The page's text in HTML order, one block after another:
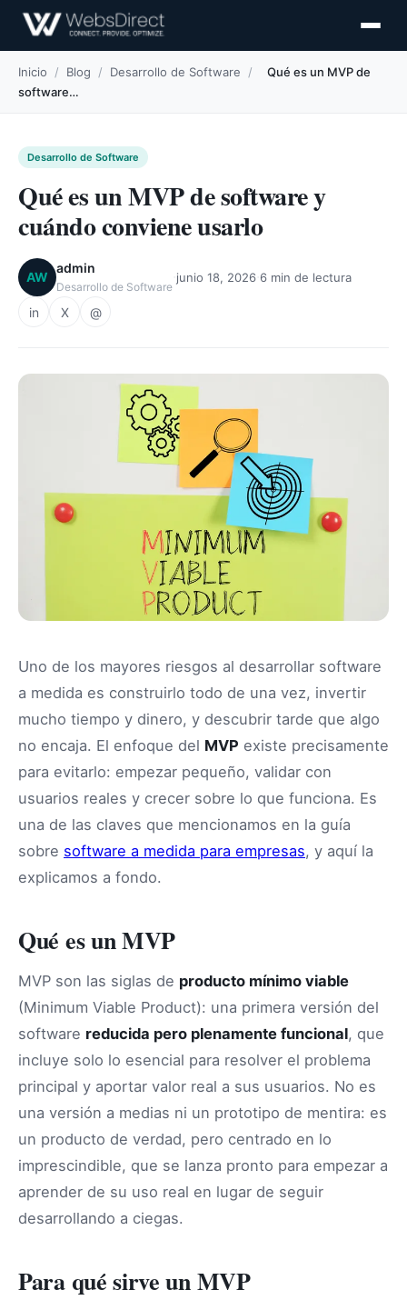
Inicio / Blog / Desarrollo de Software /
Qué es un MVP de
software…
Desarrollo de Software
Qué es un MVP de software y
cuándo conviene usarlo
AW
admin
Desarrollo de Software
junio 18, 2026 6 min de lectura
in X @
Uno de los mayores riesgos al desarrollar software
a medida es construirlo todo de una vez, invertir
mucho tiempo y dinero, y descubrir tarde que algo
no encaja. El enfoque del MVP existe precisamente
para evitarlo: empezar pequeño, validar con
usuarios reales y crecer sobre lo que funciona. Es
una de las claves que mencionamos en la guía
sobre software a medida para empresas, y aquí la
explicamos a fondo.
Qué es un MVP
MVP son las siglas de producto mínimo viable
(Minimum Viable Product): una primera versión del
software reducida pero plenamente funcional, que
incluye solo lo esencial para resolver el problema
principal y aportar valor real a sus usuarios. No es
una versión a medias ni un prototipo de mentira: es
un producto de verdad, pero centrado en lo
imprescindible, que se lanza pronto para empezar a
aprender de su uso real en lugar de seguir
desarrollando a ciegas.
Para qué sirve un MVP